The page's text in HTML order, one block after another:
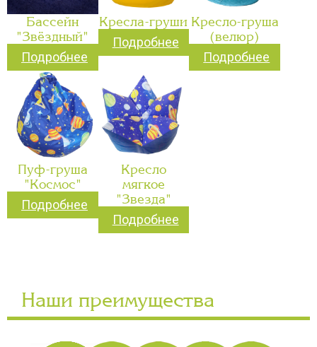
Бассейн
"Звёздный"
Подробнее
Кресла-груши
Подробнее
Кресло-груша
(велюр)
Подробнее
Пуф-груша
"Космос"
Подробнее
Кресло
мягкое
"Звезда"
Подробнее
Наши преимущества